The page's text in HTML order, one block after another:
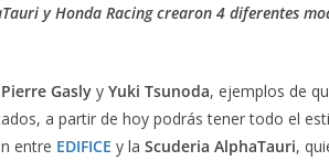
y Honda Racing crearon 4 diferentes
Pierre Gasly y Yuki Tsunoda, ejemplos de
a partir de hoy podrás tener todo el
entre EDIFICE y la Scuderia AlphaTauri,